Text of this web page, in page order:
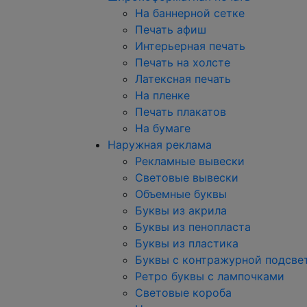
На баннерной сетке
Печать афиш
Интерьерная печать
Печать на холсте
Латексная печать
На пленке
Печать плакатов
На бумаге
Наружная реклама
Рекламные вывески
Световые вывески
Объемные буквы
Буквы из акрила
Буквы из пенопласта
Буквы из пластика
Буквы с контражурной
Ретро буквы с лампочками
Световые короба